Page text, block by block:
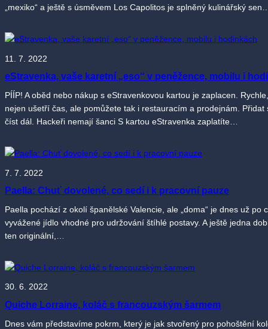
„mexiko“ a ještě s úsměvem Los Capolitos je splněný kulinářský
11. 7. 2022
eStravenka, vaše karetní „eso“ v peněžence, mobilu i
PÍÍP! A oběd nebo nákup s eStravenkovou kartou je zaplacen.
nejen ušetří čas, ale pomůžete tak i restauracím a prodejnám.
číst dál. Hackeři nemají šanci S kartou eStravenka zaplatíte…
7. 7. 2022
Paella: Chuť dovolené, co sedí i k pracovní pauze
Paella pochází z okolí španělské Valencie, ale „doma“ je dnes už
vyvážené jídlo vhodné pro udržování štíhlé postavy. A ještě jedna
ten originální,…
30. 6. 2022
Quiche Lorraine, koláč s francouzským šarmem
Dnes vám představíme pokrm, který je jak stvořený pro pohoštění